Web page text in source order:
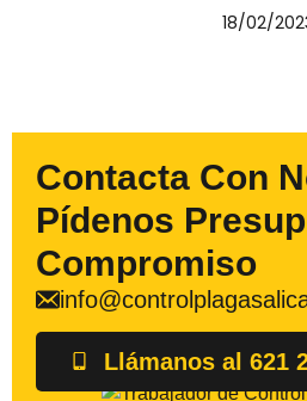
18/02/
Contacta Con
Pídenos
Compromiso
Llámanos al 621